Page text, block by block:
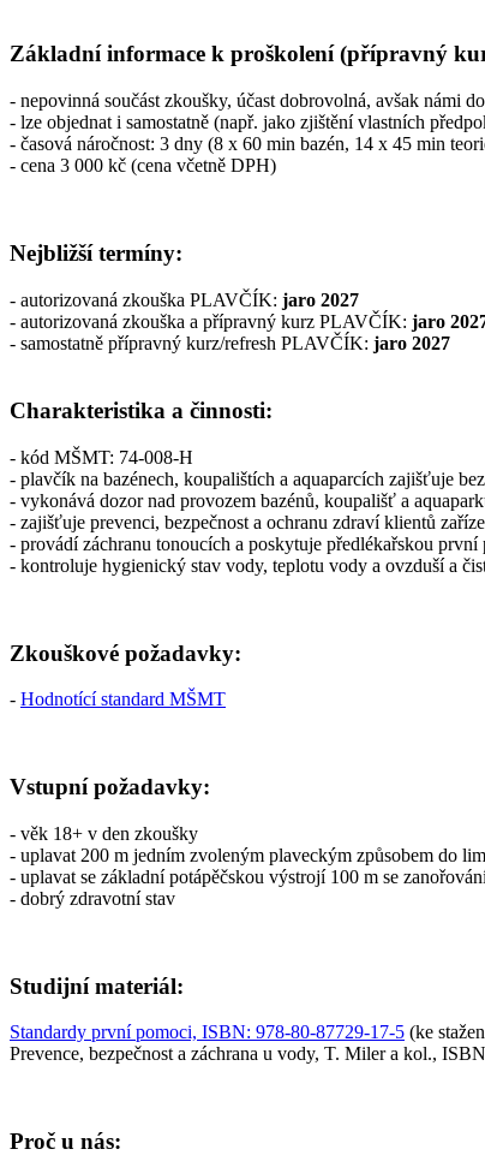
Základní informace k proškolení (přípravný
- nepovinná součást zkoušky, účast dobrovolná, avšak námi
- lze objednat i samostatně (např. jako zjištění vlastních
- časová náročnost: 3 dny (8 x 60 min bazén, 14 x 45 min
- cena 3 000 kč (cena včetně DPH)
Nejbližší termíny:
- autorizovaná zkouška PLAVČÍK: jaro 2027
- autorizovaná zkouška a přípravný kurz PLAVČÍK: jaro
- samostatně přípravný kurz/refresh PLAVČÍK: jaro 2027
Charakteristika a činnosti:
- kód MŠMT: 74-008-H
- plavčík na bazénech, koupalištích a aquaparcích zajišťuje
- vykonává dozor nad provozem bazénů, koupališť a
- zajišťuje prevenci, bezpečnost a ochranu zdraví klientů
- provádí záchranu tonoucích a poskytuje předlékařskou první
- kontroluje hygienický stav vody, teplotu vody a ovzduší a
Zkouškové požadavky:
- Hodnotící standard MŠMT
Vstupní požadavky:
- věk 18+ v den zkoušky
- uplavat 200 m jedním zvoleným plaveckým způsobem do
- uplavat se základní potápěčskou výstrojí 100 m se
- dobrý zdravotní stav
Studijní materiál:
Standardy první pomoci, ISBN: 978-80-87729-17-5 (ke
Prevence, bezpečnost a záchrana u vody, T. Miler a kol.,
Proč u nás: